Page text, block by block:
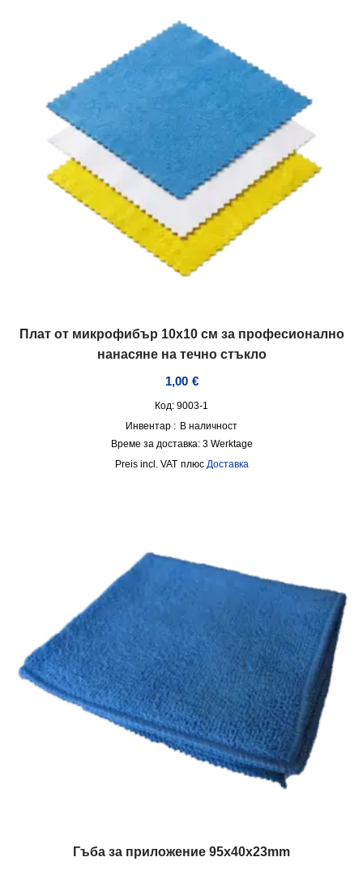
Плат от микрофибър 10х10 см за професионално
нанасяне на течно стъкло
1,00 €
Код: 9003-1
Инвентар : В наличност
Време за доставка: 3 Werktage
incl. VAT плюс Доставка
Гъба за приложение 95x40x23mm